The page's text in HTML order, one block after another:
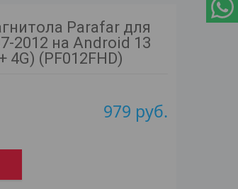
Parafar для
2012 на Android 13
4G) (PF012FHD)
979 руб.